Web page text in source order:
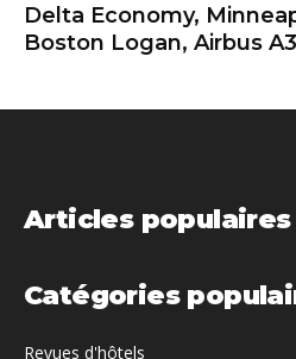
Delta Economy,
Boston Logan, Airbus
Articles populaires
Catégories
Revues d'hôtels